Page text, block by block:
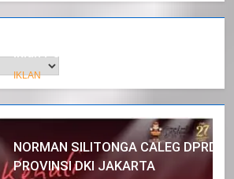
Iklan Pemerintah Kabupaten Siak
IKLAN
NORMAN SILITONGA CALEG DPRD
PROVINSI DKI JAKARTA